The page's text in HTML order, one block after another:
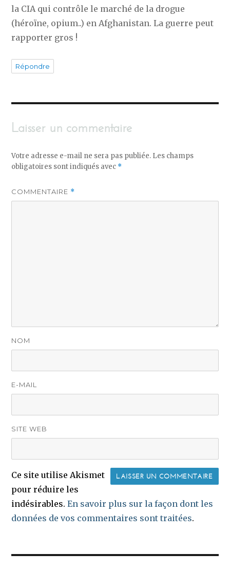
la CIA qui contrôle le marché de la drogue
(héroïne, opium..) en Afghanistan. La guerre peut
rapporter gros !
Répondre
Laisser un commentaire
Votre adresse e-mail ne sera pas publiée. Les champs
obligatoires sont indiqués avec *
COMMENTAIRE *
NOM
E-MAIL
SITE WEB
Ce site utilise Akismet
pour réduire les
indésirables.En savoir plus sur la façon dont les
données de vos commentaires sont traitées.